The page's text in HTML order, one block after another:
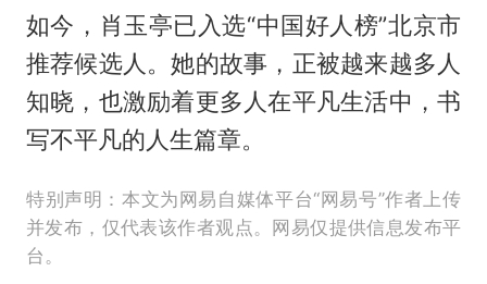
如今，肖玉亭已入选“中国好人榜”北京市
推荐候选人。她的故事，正被越来越多人
知晓，也激励着更多人在平凡生活中，书
写不平凡的人生篇章。
特别声明：本文为网易自媒体平台“网易号”作者上传
并发布，仅代表该作者观点。网易仅提供信息发布平
台。